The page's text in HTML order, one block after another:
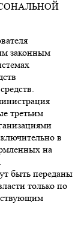
законным
третьим
в
на
быть переданы
только по